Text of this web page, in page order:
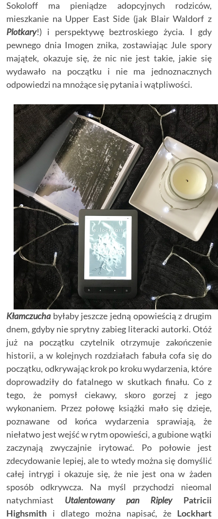
Sokoloff ma pieniądze adopcyjnych rodziców,
mieszkanie na Upper East Side (jak Blair Waldorf z
Plotkary!) i perspektywę beztroskiego życia. I gdy
pewnego dnia Imogen znika, zostawiając Jule spory
majątek, okazuje się, że nic nie jest takie, jakie się
wydawało na początku i nie ma jednoznacznych
odpowiedzi na mnożące się pytania i wątpliwości.
Kłamczuchabyłaby jeszcze jedną opowieścią z drugim
dnem, gdyby nie sprytny zabieg literacki autorki. Otóż
już na początku czytelnik otrzymuje zakończenie
historii, a w kolejnych rozdziałach fabuła cofa się do
początku, odkrywając krok po kroku wydarzenia, które
doprowadziły do fatalnego w skutkach finału. Co z
tego, że pomysł ciekawy, skoro gorzej z jego
wykonaniem. Przez połowę książki mało się dzieje,
poznawane od końca wydarzenia sprawiają, że
niełatwo jest wejść w rytm opowieści, a gubione wątki
zaczynają zwyczajnie irytować. Po połowie jest
zdecydowanie lepiej, ale to wtedy można się domyślić
całej intrygi i okazuje się, że nie jest ona w żaden
sposób odkrywcza. Na myśl przychodzi nieomal
natychmiast Utalentowany pan Ripley
Patricii
Highsmith i dlatego można napisać, że Lockhart